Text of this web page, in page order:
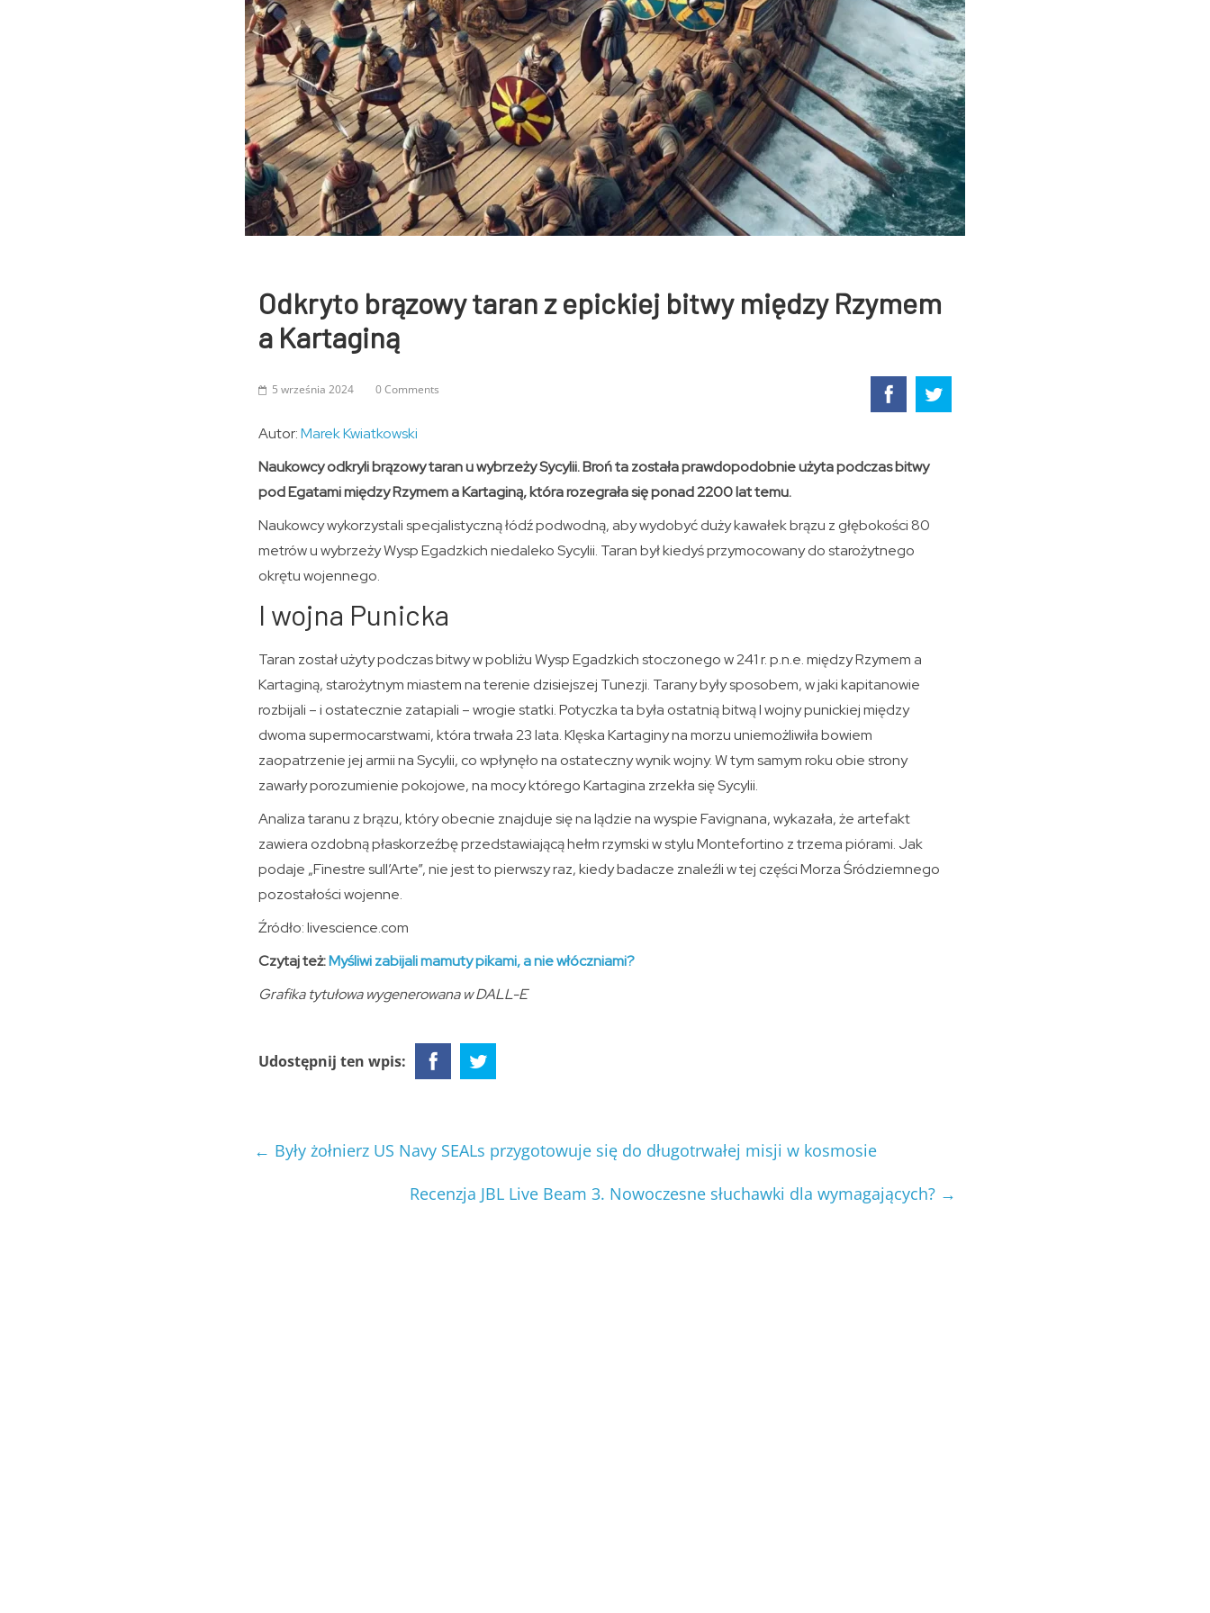
Odkryto brązowy taran z epickiej bitwy między Rzymem
a Kartaginą
5 września 2024 0 Comments
Autor:Marek Kwiatkowski
Naukowcy odkryli brązowy taran u wybrzeży Sycylii. Broń ta została prawdopodobnie użyta podczas bitwy
pod Egatami między Rzymem a Kartaginą, która rozegrała się ponad 2200 lat temu.
Naukowcy wykorzystali specjalistyczną łódź podwodną, aby wydobyć duży kawałek brązu z głębokości 80
metrów u wybrzeży Wysp Egadzkich niedaleko Sycylii. Taran był kiedyś przymocowany do starożytnego
okrętu wojennego.
I wojna Punicka
Taran został użyty podczas bitwy w pobliżu Wysp Egadzkich stoczonego w 241 r. p.n.e. między Rzymem a
Kartaginą, starożytnym miastem na terenie dzisiejszej Tunezji. Tarany były sposobem, w jaki kapitanowie
rozbijali – i ostatecznie zatapiali – wrogie statki. Potyczka ta była ostatnią bitwą I wojny punickiej między
dwoma supermocarstwami, która trwała 23 lata. Klęska Kartaginy na morzu uniemożliwiła bowiem
zaopatrzenie jej armii na Sycylii, co wpłynęło na ostateczny wynik wojny. W tym samym roku obie strony
zawarły porozumienie pokojowe, na mocy którego Kartagina zrzekła się Sycylii.
Analiza taranu z brązu, który obecnie znajduje się na lądzie na wyspie Favignana, wykazała, że artefakt
zawiera ozdobną płaskorzeźbę przedstawiającą hełm rzymski w stylu Montefortino z trzema piórami. Jak
podaje „Finestre sull’Arte”, nie jest to pierwszy raz, kiedy badacze znaleźli w tej części Morza Śródziemnego
pozostałości wojenne.
Źródło: livescience.com
Czytaj też:Myśliwi zabijali mamuty pikami, a nie włóczniami?
Grafika tytułowa wygenerowana w DALL-E
Udostępnij ten wpis:
← Były żołnierz US Navy SEALs przygotowuje się do długotrwałej misji w kosmosie
Recenzja JBL Live Beam 3. Nowoczesne słuchawki dla wymagających? →